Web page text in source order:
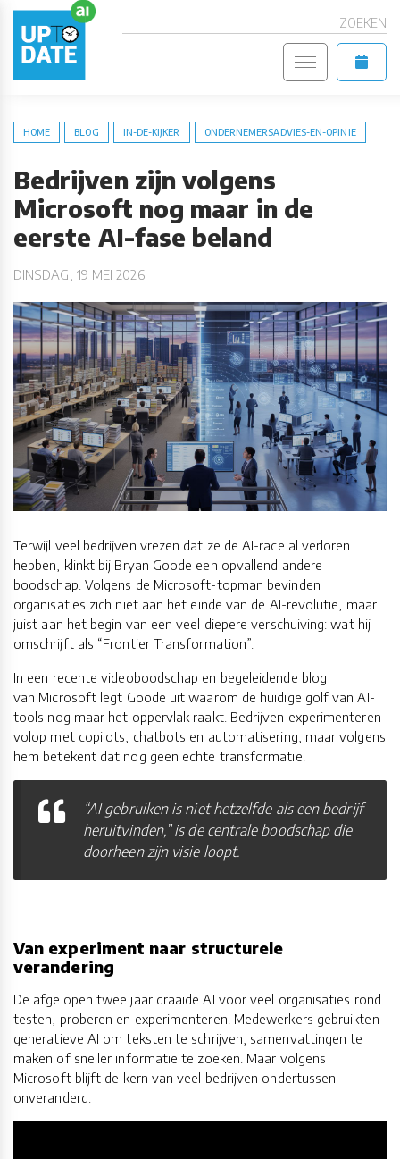
ZOEKEN
HOME BLOG IN-DE-KIJKER ONDERNEMERSADVIES-EN-OPINIE
Bedrijven zijn volgens
Microsoft nog maar in de
eerste AI-fase beland
DINSDAG, 19 MEI 2026
Terwijl veel bedrijven vrezen dat ze de AI-race al verloren
hebben, klinkt bij Bryan Goode een opvallend andere
boodschap. Volgens de Microsoft-topman bevinden
organisaties zich niet aan het einde van de AI-revolutie, maar
juist aan het begin van een veel diepere verschuiving: wat hij
omschrijft als “Frontier Transformation”.
In een recente videoboodschap en begeleidende blog
van Microsoft legt Goode uit waarom de huidige golf van AI-
tools nog maar het oppervlak raakt. Bedrijven experimenteren
volop met copilots, chatbots en automatisering, maar volgens
hem betekent dat nog geen echte transformatie.
“AI gebruiken is niet hetzelfde als een bedrijf
heruitvinden,” is de centrale boodschap die
doorheen zijn visie loopt.
Van experiment naar structurele
verandering
De afgelopen twee jaar draaide AI voor veel organisaties rond
testen, proberen en experimenteren. Medewerkers gebruikten
generatieve AI om teksten te schrijven, samenvattingen te
maken of sneller informatie te zoeken. Maar volgens
Microsoft blijft de kern van veel bedrijven ondertussen
onveranderd.